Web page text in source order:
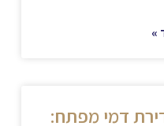
»
דמי מפתח: